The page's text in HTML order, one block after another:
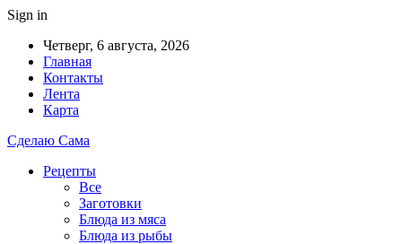
Sign in
Четверг, 6 августа, 2026
Главная
Контакты
Лента
Карта
Сделаю Сама
Рецепты
Все
Заготовки
Блюда из мяса
Блюда из рыбы